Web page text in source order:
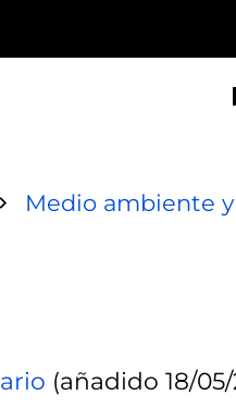
Medio ambiente
(añadido 18/05/